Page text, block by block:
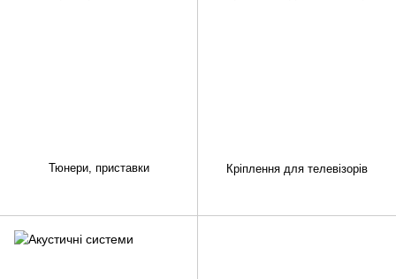
Тюнери, приставки Кріплення для телевізорів